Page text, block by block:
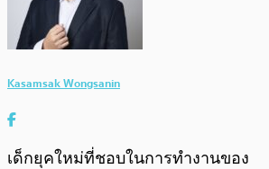
Kasamsak Wongsanin
เด็กยุคใหม่ที่ชอบในการทำงานของ